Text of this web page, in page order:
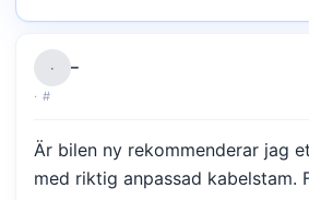
· –
· #
Är bilen ny rekommenderar jag
med riktig anpassad kabelstam.